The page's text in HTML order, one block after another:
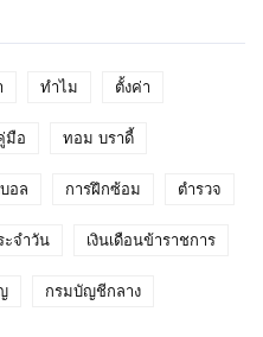
ทำไม ตั้งค่า
มือ ทอม บราดี้
อล การฝึกซ้อม ตำรวจ
ะจำวัน เงินเดือนข้าราชการ
กรมบัญชีกลาง